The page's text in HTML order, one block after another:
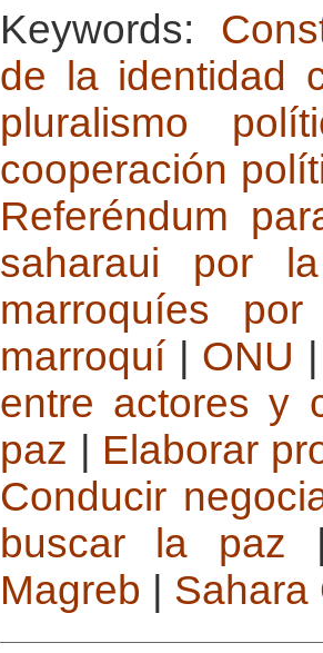
Keywords:
de la identidad
pluralismo
cooperación
Referéndum
saharaui por
marroquíes
marroquí
ONU
entre actores y
paz
Elaborar
Conducir
buscar la paz
Magreb
Sahara